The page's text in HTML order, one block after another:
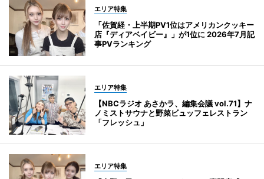
エリア特集
「佐賀経・上半期PV1位はアメリカンクッキー
店『ディアベイビー』」が1位に 2026年7月記
事PVランキング
エリア特集
【NBCラジオ あさかラ、編集会議 vol.71】ナ
ノミストサウナと野菜ビュッフェレストラン
「フレッシュ」
エリア特集